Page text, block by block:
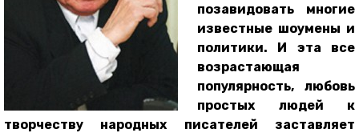
позавидовать многие
известные шоумены и
политики. И эта все
возрастающая
популярность, любовь
простых людей к
творчеству народных писателей заставляет